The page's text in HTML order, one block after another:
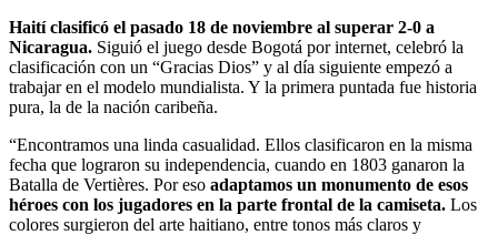
Haití clasificó el pasado 18 de noviembre al superar 2-0 a
Nicaragua. Siguió el juego desde Bogotá por internet, celebró la
clasificación con un “Gracias Dios” y al día siguiente empezó a
trabajar en el modelo mundialista. Y la primera puntada fue historia
pura, la de la nación caribeña.
“Encontramos una linda casualidad. Ellos clasificaron en la misma
fecha que lograron su independencia, cuando en 1803 ganaron la
Batalla de Vertières. Por eso adaptamos un monumento de esos
héroes con los jugadores en la parte frontal de la camiseta. Los
colores surgieron del arte haitiano, entre tonos más claros y